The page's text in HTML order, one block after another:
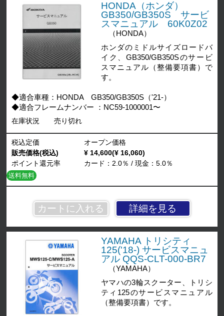
HONDA（ホンダ）
GB350/GB350S サービ
スマニュアル 60K0Z02
（HONDA）
ホンダのミドルサイズロードバ
イク、GB350/GB350Sのサービ
スマニュアル（整備要項書）で
す。
◆適合車種：HONDA GB350/GB350S（'21-）
◆適合フレームナンバー ：NC59-1000001〜
在庫状況
売り切れ
詳細を見る
税込定価
オープン価格
販売価格(税込)
¥ 14,600(¥ 16,060)
ポイント還元率
カード：2.0％ / 現金：5.0％
送料無料
YAMAHA トリシティ
125('18-) サービスマニュ
アル QQS-CLT-000-BR7
（YAMAHA）
ヤマハの3輪スクーター、トリシ
ティ125のサービスマニュアル
（整備要項書）です。